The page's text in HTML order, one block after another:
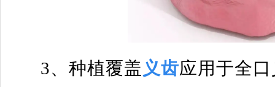
3、种植覆盖 义齿应用于全